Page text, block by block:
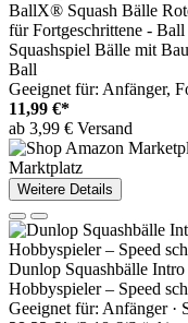
BallX® Squash Bälle
für Fortgeschrittene -
Squashspiel Bälle mit
Ball
Geeignet für: Anfänger,
11,99 €*
ab 3,99 € Versand
Marktplatz
Weitere Details
Dunlop Squashbälle
Hobbyspieler – Speed
Geeignet für: Anfänger ·